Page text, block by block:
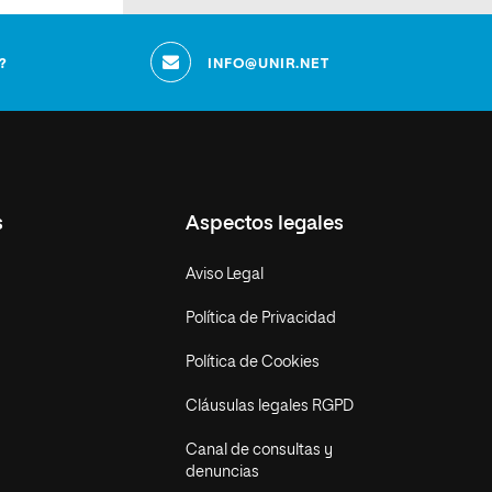
INFO@UNIR.NET
Aspectos legales
Aviso Legal
Política de Privacidad
Política de Cookies
Cláusulas legales RGPD
Canal de consultas y
denuncias